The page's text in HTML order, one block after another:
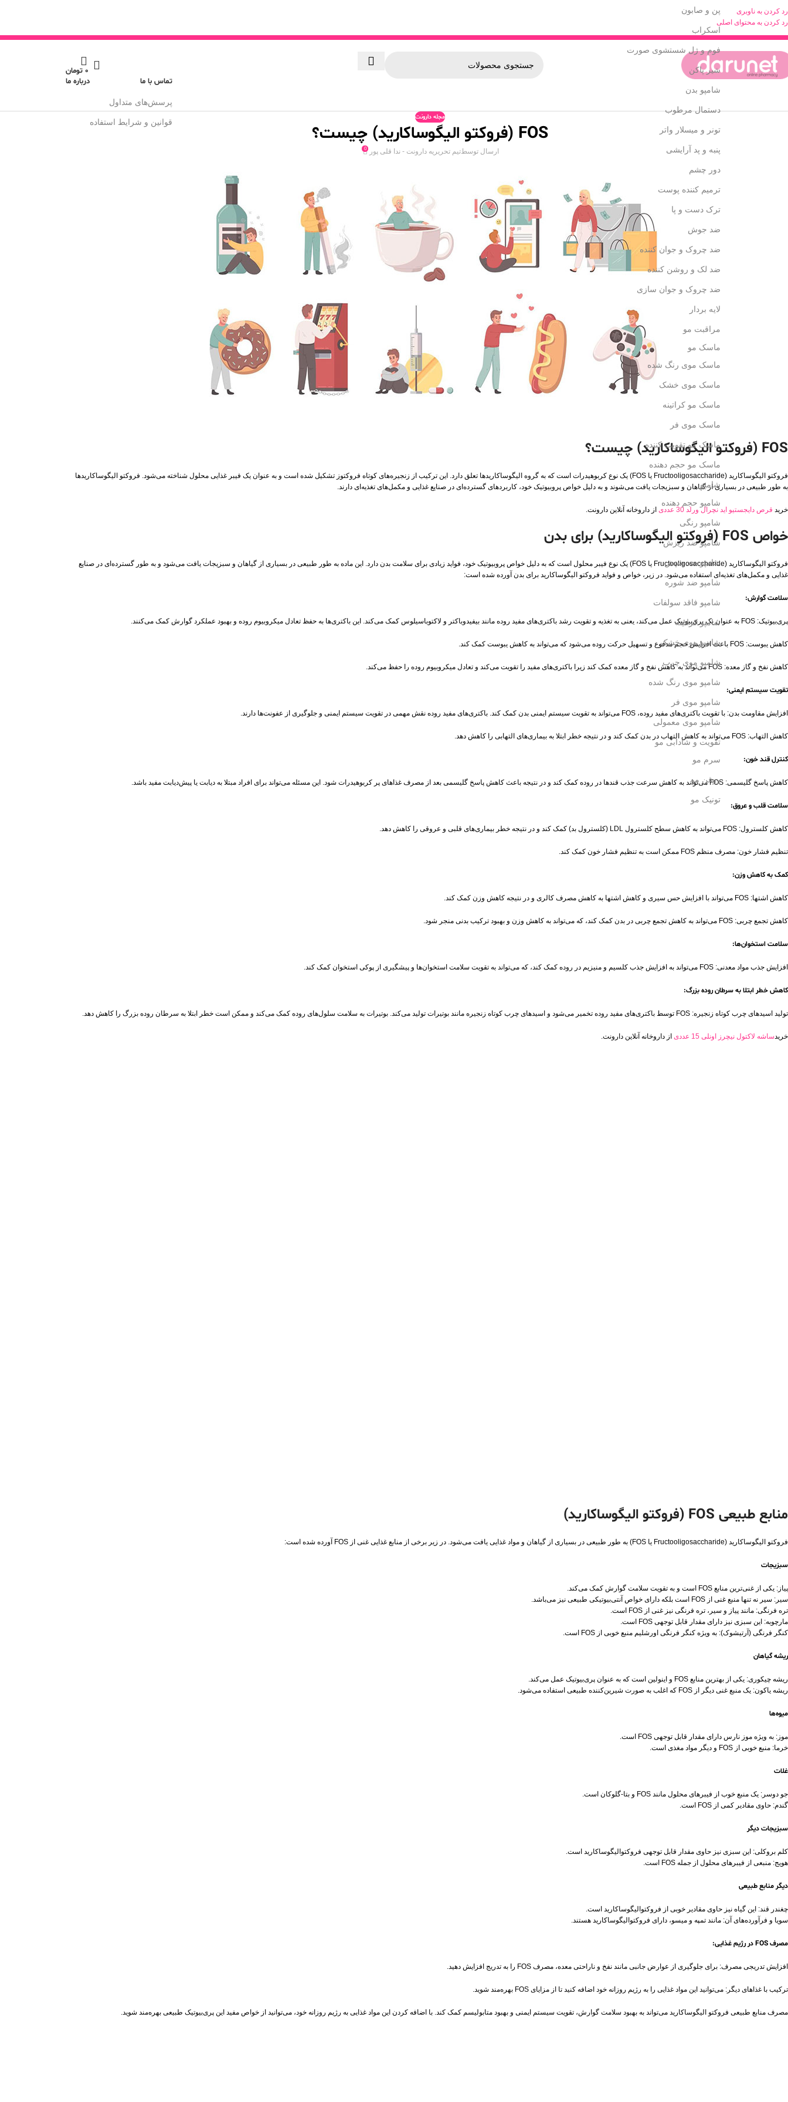
رد کردن به ناوبری
رد کردن به محتوای اصلی
0 تومان
پن و صابون
اسکراب
فوم و ژل شستشوی صورت
شیر پاکن
شامپو بدن
دستمال مرطوب
تونر و میسلار واتر
پنبه و پد آرایشی
دور چشم
ترمیم کننده پوست
ترک دست و پا
ضد جوش
ضد چروک و جوان کننده
ضد لک و روشن کننده
ضد چروک و جوان سازی
لایه بردار
مراقبت مو
ماسک مو
ماسک موی رنگ شده
ماسک موی خشک
ماسک مو کراتینه
ماسک موی فر
ماسک مو تقویت کننده
ماسک مو حجم دهنده
شامپو
شامپو حجم دهنده
شامپو رنگی
شامپو ضد ریزش
شامپو ضد شپش
شامپو ضد شوره
شامپو فاقد سولفات
شامپو کراتینه
شامپو موی خشک
شامپو موی چرب
شامپو موی رنگ شده
شامپو موی فر
شامپو موی معمولی
تقویت و شادابی مو
سرم مو
روغن مو
تونیک مو
تماس با ما
پرسش‌های متداول
قوانین و شرایط استفاده
درباره ما
مجله دارونت
FOS (فروکتو الیگوساکارید) چیست؟
ارسال توسطتیم تحریریه دارونت - ندا قلی پور 0
FOS (فروکتو الیگوساکارید) چیست؟
فروکتو الیگوساکارید (Fructooligosaccharide یا FOS) یک نوع کربوهیدرات است که به گروه الیگوساکاریدها تعلق دارد. این ترکیب از زنجیره‌های کوتاه فروکتوز تشکیل شده است و به عنوان یک فیبر غذایی محلول شناخته می‌شود. فروکتو الیگوساکاریدها
به طور طبیعی در بسیاری از گیاهان و سبزیجات یافت می‌شوند و به دلیل خواص پروبیوتیک خود، کاربردهای گسترده‌ای در صنایع غذایی و مکمل‌های تغذیه‌ای دارند.
خرید قرص دایجستیو اید نچرال ورلد 30 عددی از داروخانه آنلاین دارونت.
خواص FOS (فروکتو الیگوساکارید) برای بدن
فروکتو الیگوساکارید (Fructooligosaccharide یا FOS) یک نوع فیبر محلول است که به دلیل خواص پروبیوتیک خود، فواید زیادی برای سلامت بدن دارد. این ماده به طور طبیعی در بسیاری از گیاهان و سبزیجات یافت می‌شود و به طور گسترده‌ای در صنایع
غذایی و مکمل‌های تغذیه‌ای استفاده می‌شود. در زیر، خواص و فواید فروکتو الیگوساکارید برای بدن آورده شده است:
سلامت گوارش:
پری‌بیوتیک: FOS به عنوان یک پری‌بیوتیک عمل می‌کند، یعنی به تغذیه و تقویت رشد باکتری‌های مفید روده مانند بیفیدوباکتر و لاکتوباسیلوس کمک می‌کند. این باکتری‌ها به حفظ تعادل میکروبیوم روده و بهبود عملکرد گوارش کمک می‌کنند.
کاهش یبوست: FOS باعث افزایش حجم مدفوع و تسهیل حرکت روده می‌شود که می‌تواند به کاهش یبوست کمک کند.
کاهش نفخ و گاز معده: FOS می‌تواند به کاهش نفخ و گاز معده کمک کند زیرا باکتری‌های مفید را تقویت می‌کند و تعادل میکروبیوم روده را حفظ می‌کند.
تقویت سیستم ایمنی:
افزایش مقاومت بدن: با تقویت باکتری‌های مفید روده، FOS می‌تواند به تقویت سیستم ایمنی بدن کمک کند. باکتری‌های مفید روده نقش مهمی در تقویت سیستم ایمنی و جلوگیری از عفونت‌ها دارند.
کاهش التهاب: FOS می‌تواند به کاهش التهاب در بدن کمک کند و در نتیجه خطر ابتلا به بیماری‌های التهابی را کاهش دهد.
کنترل قند خون:
کاهش پاسخ گلیسمی: FOS می‌تواند به کاهش سرعت جذب قندها در روده کمک کند و در نتیجه باعث کاهش پاسخ گلیسمی بعد از مصرف غذاهای پر کربوهیدرات شود. این مسئله می‌تواند برای افراد مبتلا به دیابت یا پیش‌دیابت مفید باشد.
سلامت قلب و عروق:
کاهش کلسترول: FOS می‌تواند به کاهش سطح کلسترول LDL (کلسترول بد) کمک کند و در نتیجه خطر بیماری‌های قلبی و عروقی را کاهش دهد.
تنظیم فشار خون: مصرف منظم FOS ممکن است به تنظیم فشار خون کمک کند.
کمک به کاهش وزن:
کاهش اشتها: FOS می‌تواند با افزایش حس سیری و کاهش اشتها به کاهش مصرف کالری و در نتیجه کاهش وزن کمک کند.
کاهش تجمع چربی: FOS می‌تواند به کاهش تجمع چربی در بدن کمک کند، که می‌تواند به کاهش وزن و بهبود ترکیب بدنی منجر شود.
سلامت استخوان‌ها:
افزایش جذب مواد معدنی: FOS می‌تواند به افزایش جذب کلسیم و منیزیم در روده کمک کند، که می‌تواند به تقویت سلامت استخوان‌ها و پیشگیری از پوکی استخوان کمک کند.
کاهش خطر ابتلا به سرطان روده بزرگ:
تولید اسیدهای چرب کوتاه زنجیره: FOS توسط باکتری‌های مفید روده تخمیر می‌شود و اسیدهای چرب کوتاه زنجیره مانند بوتیرات تولید می‌کند. بوتیرات به سلامت سلول‌های روده کمک می‌کند و ممکن است خطر ابتلا به سرطان روده بزرگ را کاهش دهد.
خریدساشه لاکتول نیچرز اونلی 15 عددی از داروخانه آنلاین دارونت.
منابع طبیعی FOS (فروکتو الیگوساکارید)
فروکتو الیگوساکارید (Fructooligosaccharide یا FOS) به طور طبیعی در بسیاری از گیاهان و مواد غذایی یافت می‌شود. در زیر برخی از منابع غذایی غنی از FOS آورده شده است:
سبزیجات
پیاز: یکی از غنی‌ترین منابع FOS است و به تقویت سلامت گوارش کمک می‌کند.
سیر: سیر نه تنها منبع غنی از FOS است بلکه دارای خواص آنتی‌بیوتیکی طبیعی نیز می‌باشد.
تره فرنگی: مانند پیاز و سیر، تره فرنگی نیز غنی از FOS است.
مارچوبه: این سبزی نیز دارای مقدار قابل توجهی FOS است.
کنگر فرنگی (آرتیشوک): به ویژه کنگر فرنگی اورشلیم منبع خوبی از FOS است.
ریشه گیاهان
ریشه چیکوری: یکی از بهترین منابع FOS و اینولین است که به عنوان پری‌بیوتیک عمل می‌کند.
ریشه یاکون: یک منبع غنی دیگر از FOS که اغلب به صورت شیرین‌کننده طبیعی استفاده می‌شود.
میوه‌ها
موز: به ویژه موز نارس دارای مقدار قابل توجهی FOS است.
خرما: منبع خوبی از FOS و دیگر مواد مغذی است.
غلات
جو دوسر: یک منبع خوب از فیبرهای محلول مانند FOS و بتا-گلوکان است.
گندم: حاوی مقادیر کمی از FOS است.
سبزیجات دیگر
کلم بروکلی: این سبزی نیز حاوی مقدار قابل توجهی فروکتوالیگوساکارید است.
هویج: منبعی از فیبرهای محلول از جمله FOS است.
دیگر منابع طبیعی
چغندر قند: این گیاه نیز حاوی مقادیر خوبی از فروکتوالیگوساکارید است.
سویا و فرآورده‌های آن: مانند تمپه و میسو، دارای فروکتوالیگوساکارید هستند.
مصرف FOS در رژیم غذایی:
افزایش تدریجی مصرف: برای جلوگیری از عوارض جانبی مانند نفخ و ناراحتی معده، مصرف FOS را به تدریج افزایش دهید.
ترکیب با غذاهای دیگر: می‌توانید این مواد غذایی را به رژیم روزانه خود اضافه کنید تا از مزایای FOS بهره‌مند شوید.
مصرف منابع طبیعی فروکتو الیگوساکارید می‌تواند به بهبود سلامت گوارش، تقویت سیستم ایمنی و بهبود متابولیسم کمک کند. با اضافه کردن این مواد غذایی به رژیم روزانه خود، می‌توانید از خواص مفید این پری‌بیوتیک طبیعی بهره‌مند شوید.